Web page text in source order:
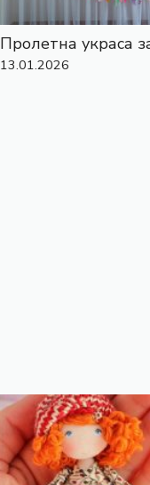
Пролетна украса
13.01.2026